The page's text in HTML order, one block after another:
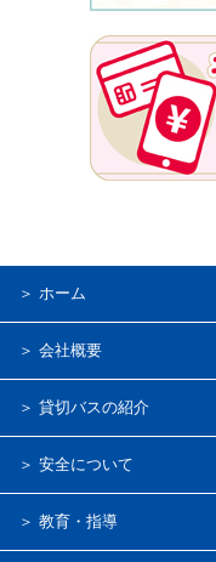
＞ ホーム
＞ 会社概要
＞ 貸切バスの紹介
＞ 安全について
＞ 教育・指導